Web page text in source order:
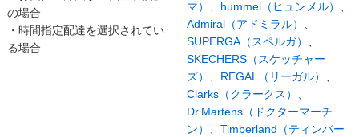
の場合
・時間指定配達を選択されてい
る場合
マ）、 hummel（ヒュンメル）、
Admiral（アドミラル）
SUPERGA（スペルガ）
SKECHERS（スケッチャー
ズ）
REGAL（リーガル）
Clarks（クラークス）、
Dr.Martens（ドクターマーチ
ン）、 Timberland（ティンバー